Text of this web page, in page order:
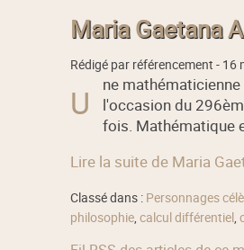
Maria Gaetana
Rédigé par référencement - 16
U ne mathématicienne
l'occasion du
fois. Mathématique
Lire la suite de Maria
Classé dans : Personnages
philosophie, calcul différentiel,